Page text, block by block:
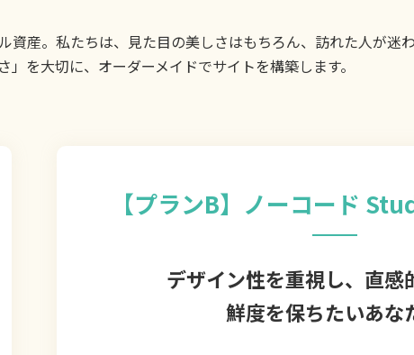
資産。私たちは、見た目の美しさはもちろん、訪れた人が迷
を大切に、オーダーメイドでサイトを構築します。
【プランB】 ノーコード
デザイン性を重視し、 直感
鮮度を保ちたいあな